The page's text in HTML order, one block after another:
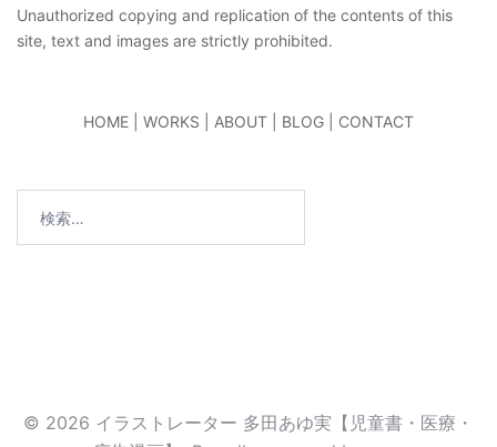
Unauthorized copying and replication of the contents of this
site, text and images are strictly prohibited.
HOME WORKS ABOUT BLOG CONTACT
© 2026 イラストレーター 多田あゆ実【児童書・医療・